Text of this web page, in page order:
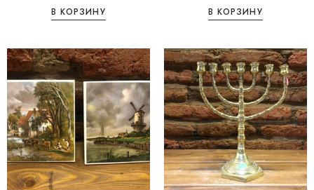
В КОРЗИНУ В КОРЗИНУ